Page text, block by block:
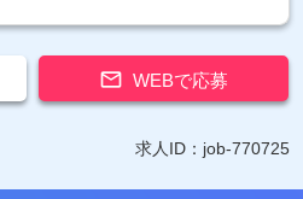
 WEBで応募
求人ID：job-770725